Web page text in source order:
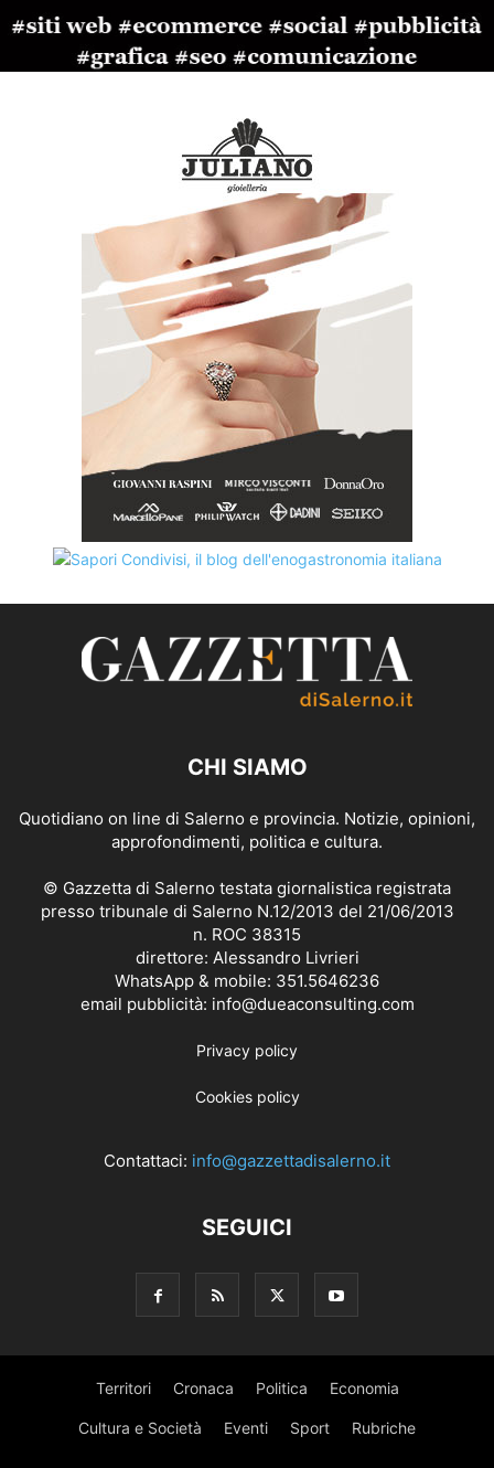
CHI SIAMO
Quotidiano on line di Salerno e provincia. Notizie, opinioni,
approfondimenti, politica e cultura.
© Gazzetta di Salerno testata giornalistica registrata
presso tribunale di Salerno N.12/2013 del 21/06/2013
n. ROC 38315
direttore: Alessandro Livrieri
WhatsApp & mobile: 351.5646236
email pubblicità: info@dueaconsulting.com
Privacy policy
Cookies policy
Contattaci: info@gazzettadisalerno.it
SEGUICI
Territori Cronaca Politica Economia
Cultura e Società Eventi Sport Rubriche